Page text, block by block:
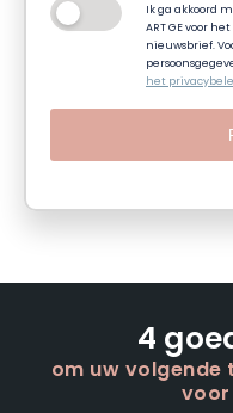
Ik ga akkoord
ART GE voor
nieuwsbrief.
het
4
om uw volgende